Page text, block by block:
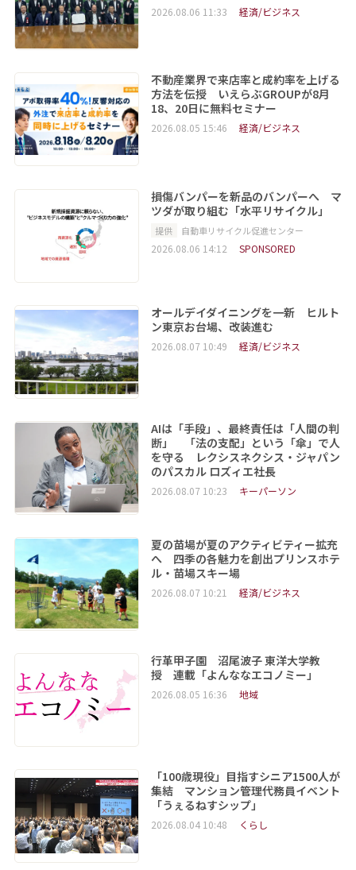
2026.08.06 11:33 経済/ビジネス
不動産業界で来店率と成約率を上げる
方法を伝授 いえらぶGROUPが8月
18、20日に無料セミナー
2026.08.05 15:46 経済/ビジネス
損傷バンパーを新品のバンパーへ マ
ツダが取り組む「水平リサイクル」
提供 自動車リサイクル促進センター
2026.08.06 14:12 SPONSORED
オールデイダイニングを一新 ヒルト
ン東京お台場、改装進む
2026.08.07 10:49 経済/ビジネス
AIは「手段」、最終責任は「人間の判
断」 「法の支配」という「傘」で人
を守る レクシスネクシス・ジャパン
のパスカル ロズィエ社長
2026.08.07 10:23 キーパーソン
夏の苗場が夏のアクティビティー拡充
へ 四季の各魅力を創出プリンスホテ
ル・苗場スキー場
2026.08.07 10:21 経済/ビジネス
行革甲子園 沼尾波子 東洋大学教
授 連載「よんななエコノミー」
2026.08.05 16:36 地域
「100歳現役」目指すシニア1500人が
集結 マンション管理代務員イベント
「うぇるねすシップ」
2026.08.04 10:48 くらし